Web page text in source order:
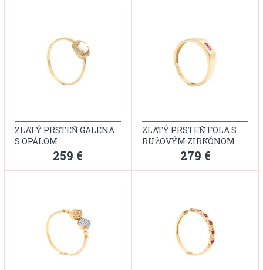
ZLATÝ PRSTEŇ GALENA
S OPÁLOM
259 €
ZLATÝ PRSTEŇ FOLA S
RUŽOVÝM ZIRKÓNOM
279 €